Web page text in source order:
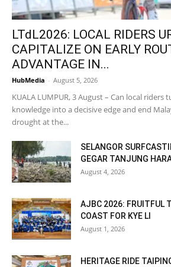
LTdL2026: LOCAL RIDERS
CAPITALIZE ON EARLY
ADVANTAGE IN...
HubMedia - August 5, 2026
KUALA LUMPUR, 3 August – Can local riders
knowledge into a decisive edge and end
drought at the...
SELANGOR
GEGAR TANJUNG
August 4, 2026
AJBC 2026: FRUITFUL
COAST FOR KYE LI
August 1, 2026
HERITAGE RIDE